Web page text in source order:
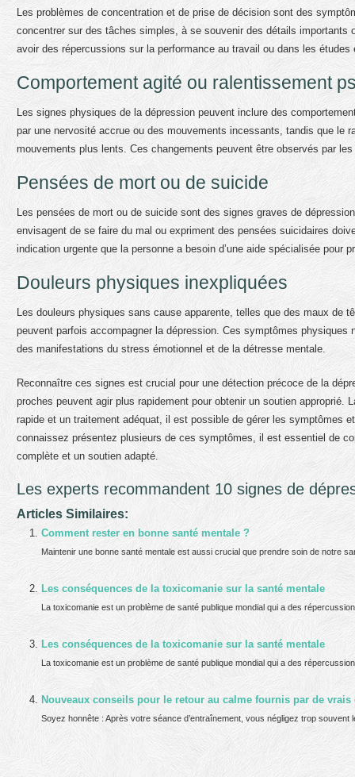
Les problèmes de concentration et de prise de décision sont des
concentrer sur des tâches simples, à se souvenir des détails
avoir des répercussions sur la performance au travail ou dans les
Comportement agité ou ralentissement
Les signes physiques de la dépression peuvent inclure des
par une nervosité accrue ou des mouvements incessants, tandis que le
mouvements plus lents. Ces changements peuvent être observés par
Pensées de mort ou de suicide
Les pensées de mort ou de suicide sont des signes graves de
envisagent de se faire du mal ou expriment des pensées suicidaires
indication urgente que la personne a besoin d’une aide spécialisée pour
Douleurs physiques inexpliquées
Les douleurs physiques sans cause apparente, telles que des maux
peuvent parfois accompagner la dépression. Ces symptômes
des manifestations du stress émotionnel et de la détresse mentale.
Reconnaître ces signes est crucial pour une détection précoce de la
proches peuvent agir plus rapidement pour obtenir un soutien
rapide et un traitement adéquat, il est possible de gérer les symptômes
connaissez présentez plusieurs de ces symptômes, il est essentiel de
complète et un soutien adapté.
Les experts recommandent 10 signes de
Articles Similaires:
Comment rester en bonne santé mentale ?
Maintenir une bonne santé mentale est aussi crucial que prendre soin de notre
Les conséquences de la toxicomanie sur la santé mentale
La toxicomanie est un problème de santé publique mondial qui a des
Les conséquences de la toxicomanie sur la santé mentale
La toxicomanie est un problème de santé publique mondial qui a des
Nouveaux conseils pour le retour au calme fournis par de
Soyez honnête : Après votre séance d’entraînement, vous négligez trop souvent